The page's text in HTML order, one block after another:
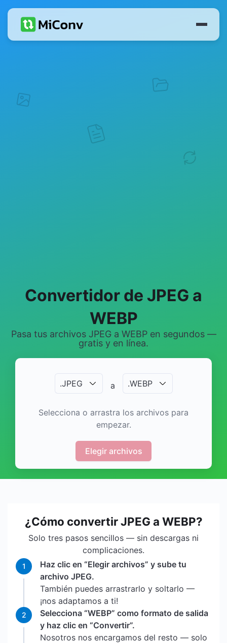
Convertidor de JPEG a
WEBP
Pasa tus archivos JPEG a WEBP en segundos —
gratis y en línea.
.JPEG a .WEBP
Selecciona o arrastra los archivos para
empezar.
Elegir archivos
¿Cómo convertir JPEG a WEBP?
Solo tres pasos sencillos — sin descargas ni
complicaciones.
1
Haz clic en “Elegir archivos” y sube tu
archivo JPEG.
También puedes arrastrarlo y soltarlo —
¡nos adaptamos a ti!
2
Selecciona “WEBP” como formato de salida
y haz clic en “Convertir”.
Nosotros nos encargamos del resto — solo